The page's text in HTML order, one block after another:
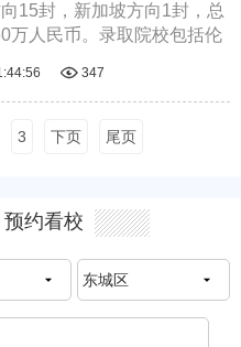
15封，新加坡方向1封，总
万人民币。录取院校包括伦
艺术与设计NO.12]普
艺术与设计NO.7]芝
全文
 347
3 下页 尾页
约看校